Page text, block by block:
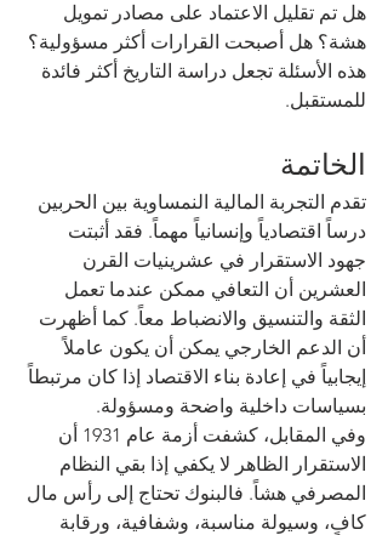
هل تم تقليل الاعتماد على مصادر تمويل
هشة؟ هل أصبحت القرارات أكثر مسؤولية؟
هذه الأسئلة تجعل دراسة التاريخ أكثر فائدة
للمستقبل.
الخاتمة
تقدم التجربة المالية النمساوية بين الحربين
درساً اقتصادياً وإنسانياً مهماً. فقد أثبتت
جهود الاستقرار في عشرينيات القرن
العشرين أن التعافي ممكن عندما تعمل
الثقة والتنسيق والانضباط معاً. كما أظهرت
أن الدعم الخارجي يمكن أن يكون عاملاً
إيجابياً في إعادة بناء الاقتصاد إذا كان مرتبطاً
بسياسات داخلية واضحة ومسؤولة.
وفي المقابل، كشفت أزمة عام 1931 أن
الاستقرار الظاهر لا يكفي إذا بقي النظام
المصرفي هشاً. فالبنوك تحتاج إلى رأس مال
كافٍ، وسيولة مناسبة، وشفافية، ورقابة